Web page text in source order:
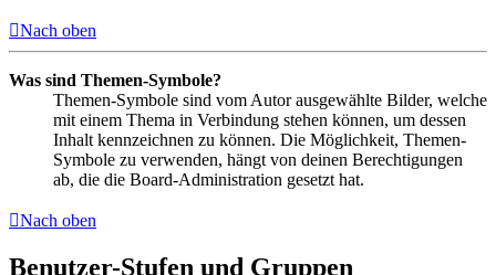
Nach oben
Was sind Themen-Symbole?
Themen-Symbole sind vom Autor ausgewählte Bilder, welche
mit einem Thema in Verbindung stehen können, um dessen
Inhalt kennzeichnen zu können. Die Möglichkeit, Themen-
Symbole zu verwenden, hängt von deinen Berechtigungen
ab, die die Board-Administration gesetzt hat.
Nach oben
Benutzer-Stufen und Gruppen